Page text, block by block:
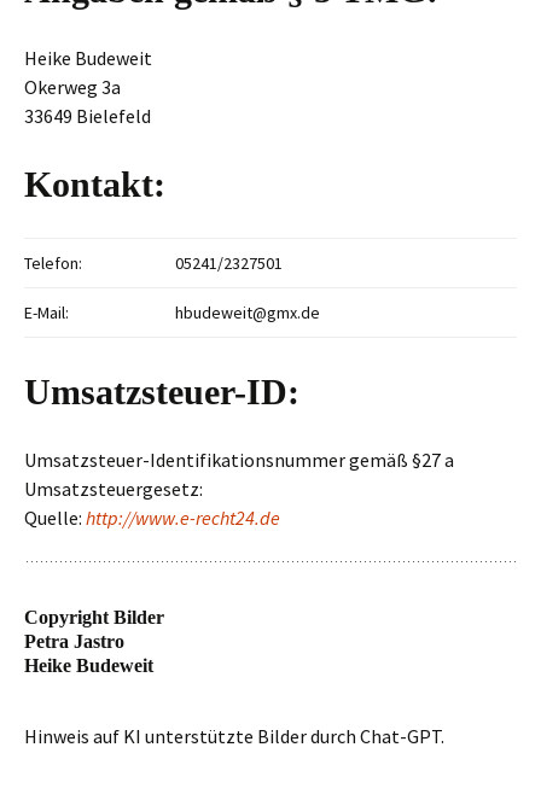
Heike Budeweit
Okerweg 3a
33649 Bielefeld
Kontakt:
Telefon: 05241/2327501
E-Mail: hbudeweit@gmx.de
Umsatzsteuer-ID:
Umsatzsteuer-Identifikationsnummer gemäß §27 a
Umsatzsteuergesetz:
Quelle: http://www.e-recht24.de
Copyright Bilder
Petra Jastro
Heike Budeweit
Hinweis auf KI unterstützte Bilder durch Chat-GPT.